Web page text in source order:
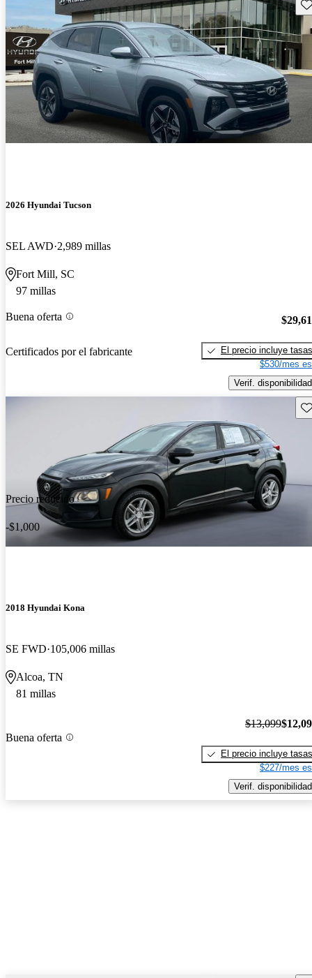
2026 Hyundai Tucson
SEL AWD 2,989 millas
Fort Mill, SC
97 millas
Buena oferta
Certificados por el fabricante
El precio incluye tasas
$530/mes
Verif. disponibilidad
Precio reducido
-$1,000
2018 Hyundai Kona
SE FWD 105,006 millas
Alcoa, TN
81 millas
Buena oferta
$13,099
El precio incluye tasas
$227/mes
Verif. disponibilidad